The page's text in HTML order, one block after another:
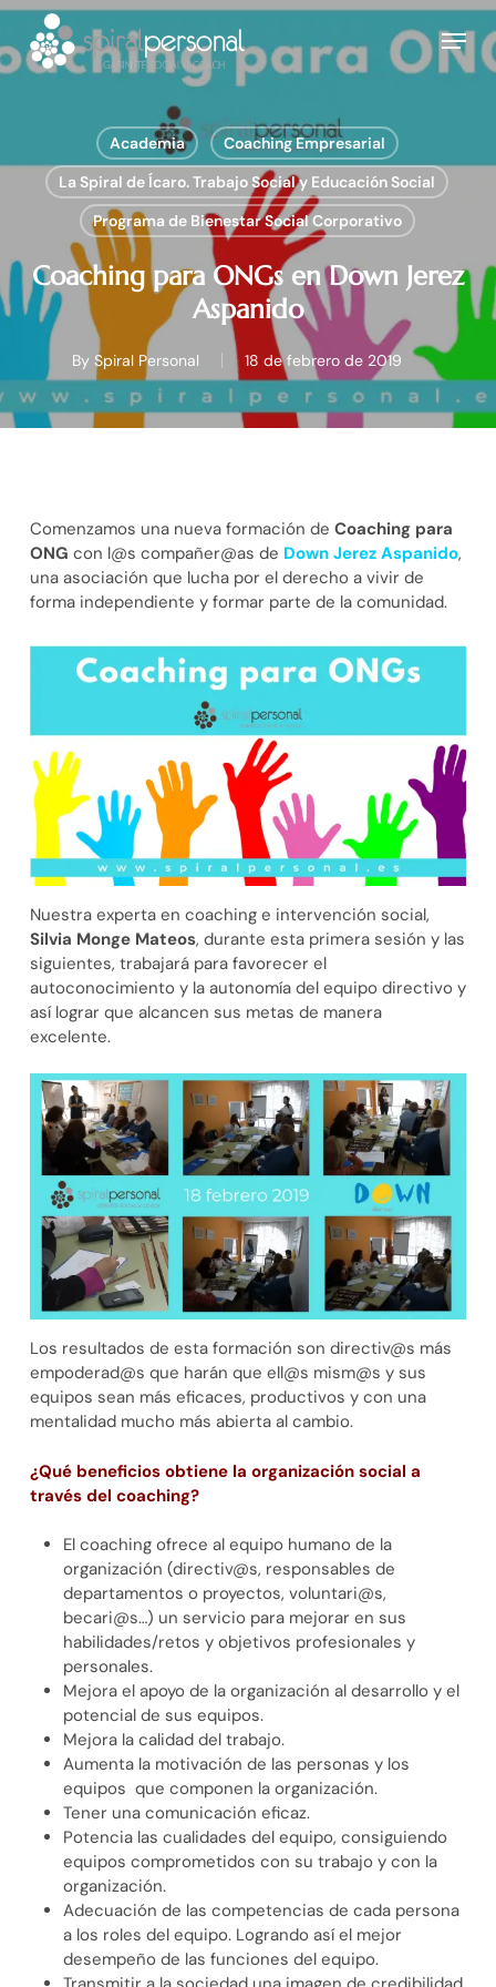
Skip
main
Menu
Academia
Coaching Empresarial
La Spiral de Ícaro. Trabajo Social y Educación Social
Programa de Bienestar Social Corporativo
Coaching para ONGs en Down Jerez
Aspanido
By Spiral Personal 18 de febrero de 2019
Comenzamos una nueva formación de Coaching para
ONG con l@s compañer@as de Down Jerez Aspanido,
una asociación que lucha por el derecho a vivir de
forma independiente y formar parte de la comunidad.
Nuestra experta en coaching e intervención social,
Silvia Monge Mateos, durante esta primera sesión y las
siguientes, trabajará para favorecer el
autoconocimiento y la autonomía del equipo directivo y
así lograr que alcancen sus metas de manera
excelente.
Los resultados de esta formación son directiv@s más
empoderad@s que harán que ell@s mism@s y sus
equipos sean más eficaces, productivos y con una
mentalidad mucho más abierta al cambio.
¿Qué beneficios obtiene la organización social a
través del coaching?
El coaching ofrece al equipo humano de la
organización (directiv@s, responsables de
departamentos o proyectos, voluntari@s,
becari@s…) un servicio para mejorar en sus
habilidades/retos y objetivos profesionales y
personales.
Mejora el apoyo de la organización al desarrollo y el
potencial de sus equipos.
Mejora la calidad del trabajo.
Aumenta la motivación de las personas y los
equipos que componen la organización.
Tener una comunicación eficaz.
Potencia las cualidades del equipo, consiguiendo
equipos comprometidos con su trabajo y con la
organización.
Adecuación de las competencias de cada persona
a los roles del equipo. Logrando así el mejor
desempeño de las funciones del equipo.